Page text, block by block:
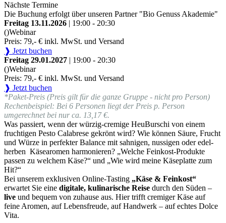
Nächste Termine
Die Buchung erfolgt über unseren Partner "Bio Genuss Akademie"
Freitag 13.11.2026 | 19:00 - 20:30
()Webinar
Preis: 79,- € inkl. MwSt. und Versand
❱ Jetzt buchen
Freitag 29.01.2027 | 19:00 - 20:30
()Webinar
Preis: 79,- € inkl. MwSt. und Versand
❱ Jetzt buchen
*Paket-Preis (Preis gilt für die ganze Gruppe - nicht pro Person)
Rechenbeispiel: Bei 6 Personen liegt der Preis p. Person
umgerechnet bei nur ca. 13,17 €.
Was passiert, wenn der würzig-cremige HeuBurschi von einem
fruchtigen Pesto Calabrese gekrönt wird? Wie können Säure, Frucht
und Würze in perfekter Balance mit sahnigen, nussigen oder edel-
herben Käsearomen harmonieren? „Welche Feinkost-Produkte
passen zu welchem Käse?“ und „Wie wird meine Käseplatte zum
Hit?“
Bei unserem exklusiven Online-Tasting „Käse & Feinkost“
erwartet Sie eine digitale, kulinarische Reise durch den Süden –
live und bequem von zuhause aus. Hier trifft cremiger Käse auf
feine Aromen, auf Lebensfreude, auf Handwerk – auf echtes Dolce
Vita.